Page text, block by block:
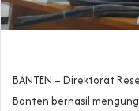
‎BANTEN – Direktorat
Banten berhasil